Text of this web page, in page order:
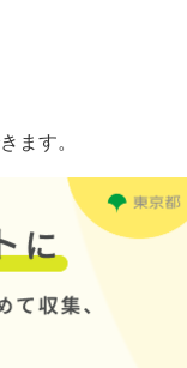
ます。